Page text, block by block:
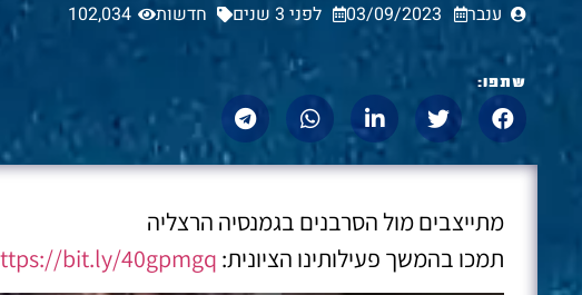
ענבר 03/09/2023 לפני 3 שנים חדשות 102,034
שתפו:
מתייצבים מול הסרבנים בגמנסיה הרצליה
תמכו בהמשך פעילותינו הציונית: bit.ly/40gpmgq